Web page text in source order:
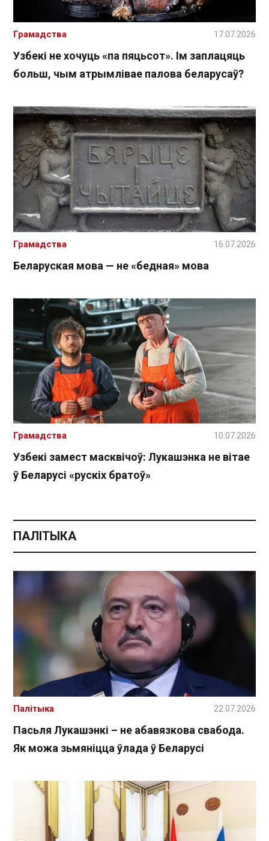
Узбекі не хочуць «па пяцьсот». Ім заплацяць
больш, чым атрымлівае палова беларусаў?
Грамадства 17.07.2026
Беларуская мова — не «бедная» мова
Грамадства 16.07.2026
Узбекі замест масквічоў: Лукашэнка не вітае
ў Беларусі «рускіх братоў»
Грамадства 10.07.2026
ПАЛІТЫКА
Пасьля Лукашэнкі – не абавязкова свабода.
Як можа зьмяніцца ўлада ў Беларусі
Палітыка 22.07.2026